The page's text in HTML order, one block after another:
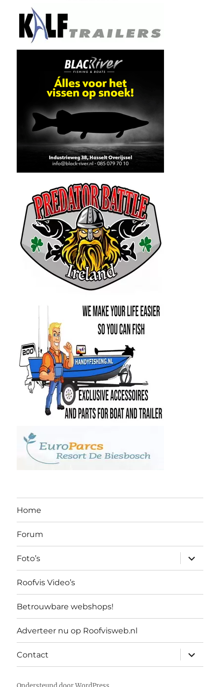
Home
Forum
Foto’s
Roofvis Video’s
Betrouwbare webshops!
Adverteer nu op Roofvisweb.nl
Contact